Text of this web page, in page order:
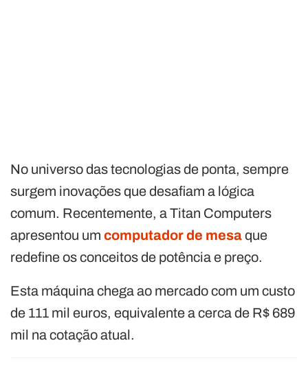
No universo das tecnologias de ponta, sempre
surgem inovações que desafiam a lógica
comum. Recentemente, a Titan Computers
apresentou um computador de mesaque
redefine os conceitos de potência e preço.
Esta máquina chega ao mercado com um custo
de 111 mil euros, equivalente a cerca de R$ 689
mil na cotação atual.